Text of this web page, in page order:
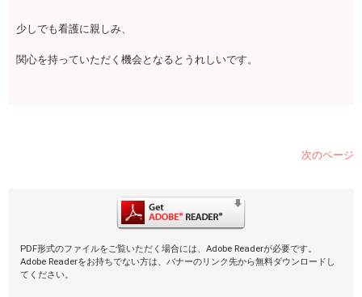
少しでも看護に親しみ、
関心を持っていただく機会となるとうれしいです。
次のページ
PDF形式のファイルをご覧いただく場合には、Adobe Readerが必要です。
Adobe Readerをお持ちでない方は、バナーのリンク先から無料ダウンロードし
てください。